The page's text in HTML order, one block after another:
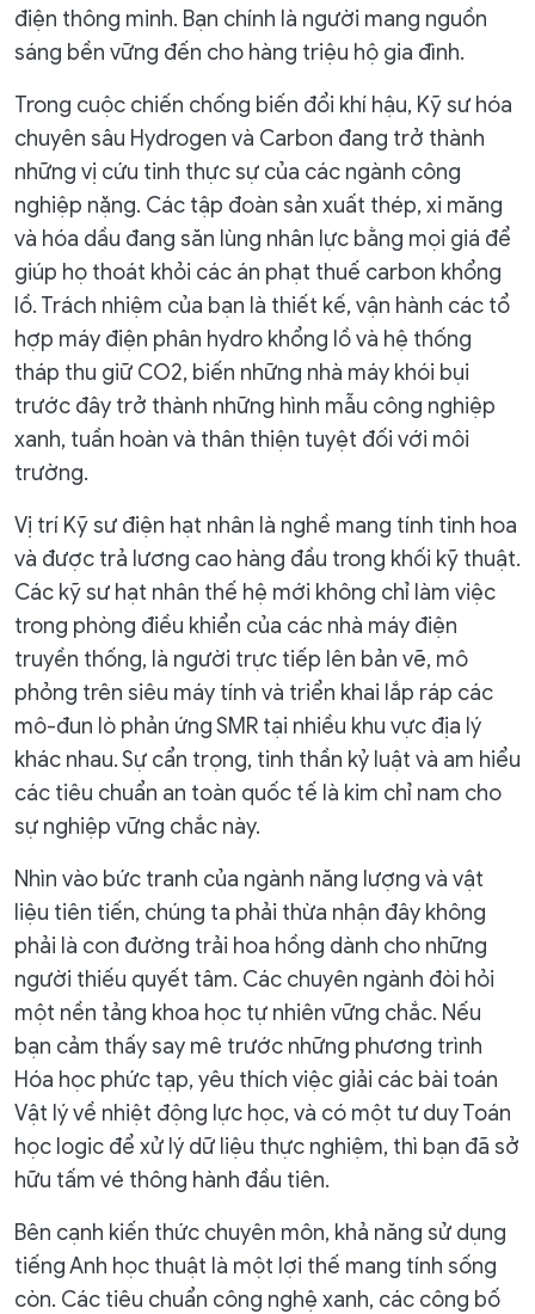
điện thông minh. Bạn chính là người mang nguồn
sáng bền vững đến cho hàng triệu hộ gia đình.
Trong cuộc chiến chống biến đổi khí hậu, Kỹ sư hóa
chuyên sâu Hydrogen và Carbon đang trở thành
những vị cứu tinh thực sự của các ngành công
nghiệp nặng. Các tập đoàn sản xuất thép, xi măng
và hóa dầu đang săn lùng nhân lực bằng mọi giá để
giúp họ thoát khỏi các án phạt thuế carbon khổng
lồ. Trách nhiệm của bạn là thiết kế, vận hành các tổ
hợp máy điện phân hydro khổng lồ và hệ thống
tháp thu giữ CO2, biến những nhà máy khói bụi
trước đây trở thành những hình mẫu công nghiệp
xanh, tuần hoàn và thân thiện tuyệt đối với môi
trường.
Vị trí Kỹ sư điện hạt nhân là nghề mang tính tinh hoa
và được trả lương cao hàng đầu trong khối kỹ thuật.
Các kỹ sư hạt nhân thế hệ mới không chỉ làm việc
trong phòng điều khiển của các nhà máy điện
truyền thống, là người trực tiếp lên bản vẽ, mô
phỏng trên siêu máy tính và triển khai lắp ráp các
mô-đun lò phản ứng SMR tại nhiều khu vực địa lý
khác nhau. Sự cẩn trọng, tinh thần kỷ luật và am hiểu
các tiêu chuẩn an toàn quốc tế là kim chỉ nam cho
sự nghiệp vững chắc này.
Nhìn vào bức tranh của ngành năng lượng và vật
liệu tiên tiến, chúng ta phải thừa nhận đây không
phải là con đường trải hoa hồng dành cho những
người thiếu quyết tâm. Các chuyên ngành đòi hỏi
một nền tảng khoa học tự nhiên vững chắc. Nếu
bạn cảm thấy say mê trước những phương trình
Hóa học phức tạp, yêu thích việc giải các bài toán
Vật lý về nhiệt động lực học, và có một tư duy Toán
học logic để xử lý dữ liệu thực nghiệm, thì bạn đã sở
hữu tấm vé thông hành đầu tiên.
Bên cạnh kiến thức chuyên môn, khả năng sử dụng
tiếng Anh học thuật là một lợi thế mang tính sống
còn. Các tiêu chuẩn công nghệ xanh, các công bố